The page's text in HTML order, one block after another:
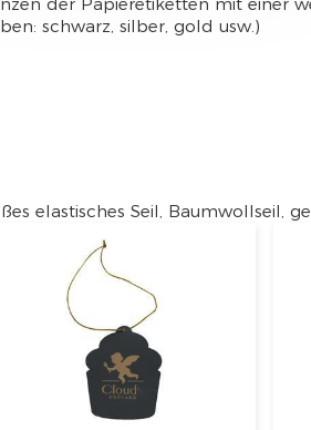
schwarz, silber, gold usw.)
elastisches Seil, Baumwollseil,